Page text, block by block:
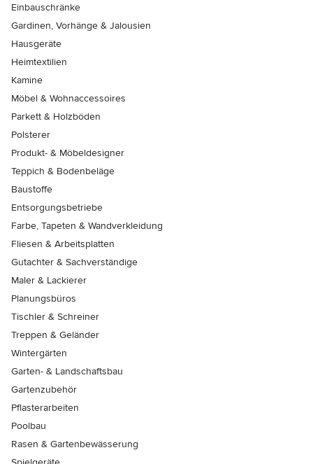
Einbauschränke
Gardinen, Vorhänge & Jalousien
Hausgeräte
Heimtextilien
Kamine
Möbel & Wohnaccessoires
Parkett & Holzböden
Polsterer
Produkt- & Möbeldesigner
Teppich & Bodenbeläge
Baustoffe
Entsorgungsbetriebe
Farbe, Tapeten & Wandverkleidung
Fliesen & Arbeitsplatten
Gutachter & Sachverständige
Maler & Lackierer
Planungsbüros
Tischler & Schreiner
Treppen & Geländer
Wintergärten
Garten- & Landschaftsbau
Gartenzubehör
Pflasterarbeiten
Poolbau
Rasen & Gartenbewässerung